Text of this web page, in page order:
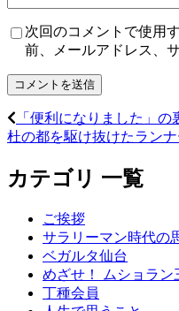
次回のコメントで使用
前、メールアドレス、
「便利になりました」の
杜の都を駆け抜けたラン
カテゴリ 一覧
ご挨拶
サラリーマン時代の
ベガルタ仙台
めざせ！ ムショラン
丁種会員